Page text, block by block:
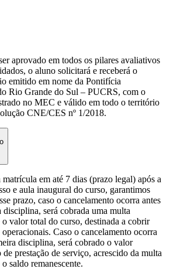
aprovado em todos os pilares avaliativos
o aluno solicitará e receberá o
emitido em nome da Pontifícia
Rio Grande do Sul – PUCRS, com o
no MEC e válido em todo o território
CNE/CES nº 1/2018.
matrícula em até 7 dias (prazo legal) após a
e aula inaugural do curso, garantimos
prazo, caso o cancelamento ocorra antes
será cobrada uma multa
valor total do curso, destinada a cobrir
Caso o cancelamento ocorra
disciplina, será cobrado o valor
prestação de serviço, acrescido da multa
saldo remanescente.